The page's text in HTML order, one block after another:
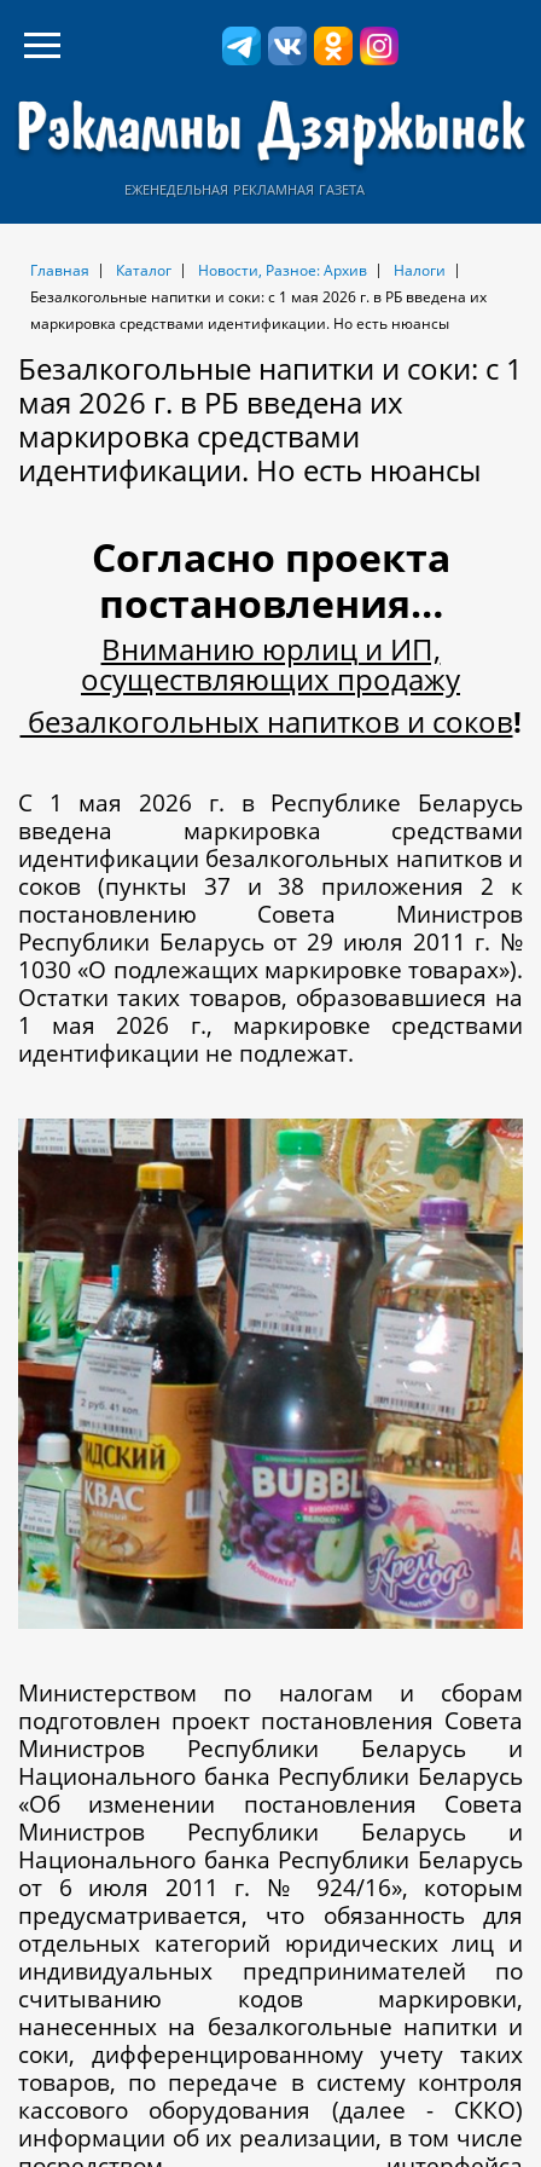
еженедельная рекламная газета
Главная Каталог Новости, Разное: Архив
Налоги
Безалкогольные напитки и соки: с 1 мая 2026 г. в РБ введена их
маркировка средствами идентификации. Но есть нюансы
Безалкогольные напитки и соки: с 1
мая 2026 г. в РБ введена их
маркировка средствами
идентификации. Но есть нюансы
Согласно проекта
постановления…
Вниманию юрлиц и ИП,
осуществляющих продажу
безалкогольных напитков и соков!
С 1 мая 2026 г. в Республике Беларусь
введена маркировка средствами
идентификации безалкогольных напитков и
соков (пункты 37 и 38 приложения 2 к
постановлению Совета Министров
Республики Беларусь от 29 июля 2011 г. №
1030 «О подлежащих маркировке товарах»).
Остатки таких товаров, образовавшиеся на
1 мая 2026 г., маркировке средствами
идентификации не подлежат.
Министерством по налогам и сборам
подготовлен проект постановления Совета
Министров Республики Беларусь и
Национального банка Республики Беларусь
«Об изменении постановления Совета
Министров Республики Беларусь и
Национального банка Республики Беларусь
от 6 июля 2011 г. № 924/16», которым
предусматривается, что обязанность для
отдельных категорий юридических лиц и
индивидуальных предпринимателей по
считыванию кодов маркировки,
нанесенных на безалкогольные напитки и
соки, дифференцированному учету таких
товаров, по передаче в систему контроля
кассового оборудования (далее - СККО)
информации об их реализации, в том числе